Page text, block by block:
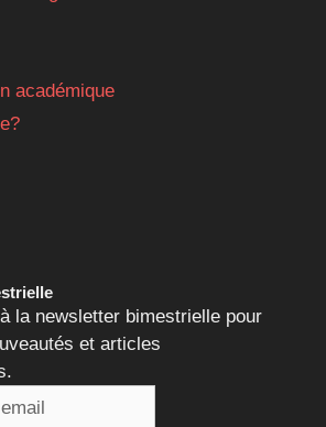
académique
la newsletter bimestrielle pour
et articles